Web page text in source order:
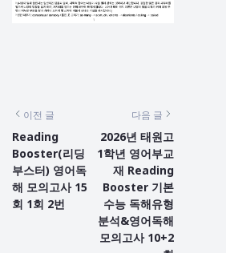
이전 글
Reading
Booster(리딩
부스터) 영어독
해 모의고사 15
회 1회 2번
다음 글
2026년 태원고
1학년 영어부교
재 Reading
Booster 기본
수능 독해유형
분석&영어독해
모의고사 10+2